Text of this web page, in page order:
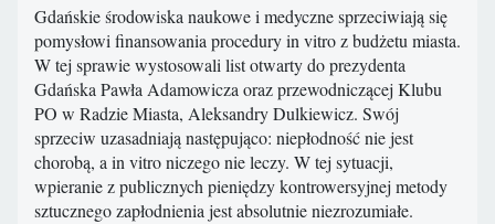
Gdańskie środowiska naukowe i medyczne sprzeciwiają się
pomysłowi finansowania procedury in vitro z budżetu miasta.
W tej sprawie wystosowali list otwarty do prezydenta
Gdańska Pawła Adamowicza oraz przewodniczącej Klubu
PO w Radzie Miasta, Aleksandry Dulkiewicz. Swój
sprzeciw uzasadniają następująco: niepłodność nie jest
chorobą, a in vitro niczego nie leczy. W tej sytuacji,
wpieranie z publicznych pieniędzy kontrowersyjnej metody
sztucznego zapłodnienia jest absolutnie niezrozumiałe.